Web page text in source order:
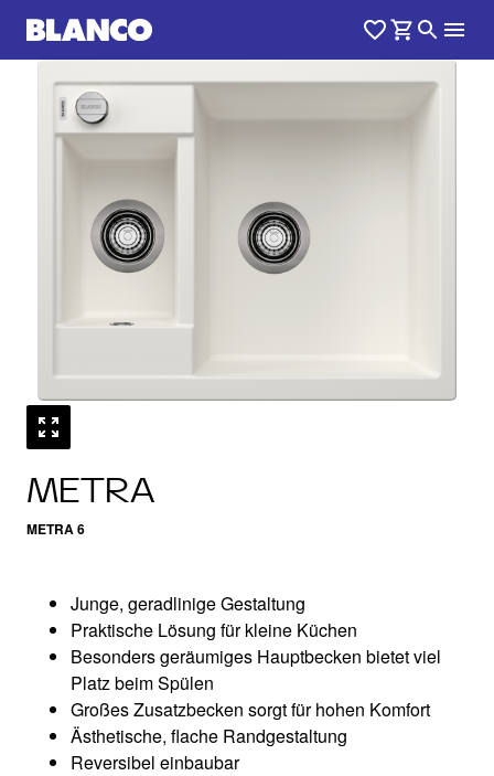
METRA
METRA 6
Junge, geradlinige Gestaltung
Praktische Lösung für kleine Küchen
Besonders geräumiges Hauptbecken bietet viel
Platz beim Spülen
Großes Zusatzbecken sorgt für hohen Komfort
Ästhetische, flache Randgestaltung
Reversibel einbaubar